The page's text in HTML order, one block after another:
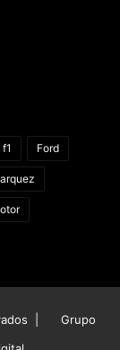
f1 Ford
|
Grupo